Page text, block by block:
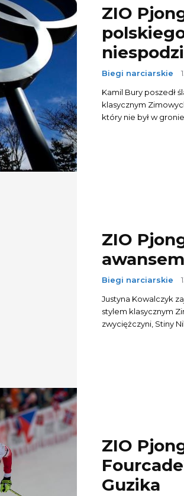
ZIO
Biegi narciarskie
Kamil Bury poszedł
klasycznym
który nie był w
ZIO
Biegi narciarskie
Justyna Kowalczyk
stylem klasycznym
zwyciężczyni, Stiny
ZIO
Guzika